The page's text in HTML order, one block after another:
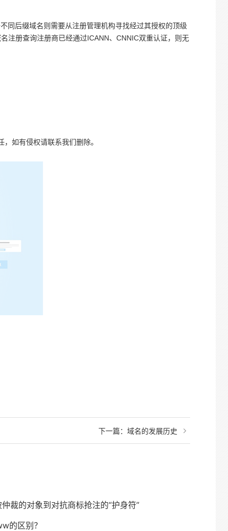
同后缀域名则需要从注册管理机构寻找经过其授权的顶级
注册查询注册商已经通过ICANN、CNNIC双重认证，则无
如有侵权请联系我们删除。
下一篇：域名的发展历史
裁的对象到对抗商标抢注的“护身符”
的区别？